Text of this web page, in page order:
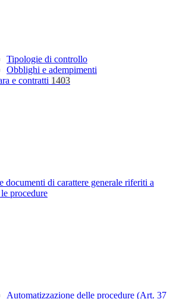
Tipologie di controllo
Obblighi e adempimenti
e contratti 1403
documenti di carattere generale riferiti a
procedure
Automatizzazione delle procedure (Art. 37